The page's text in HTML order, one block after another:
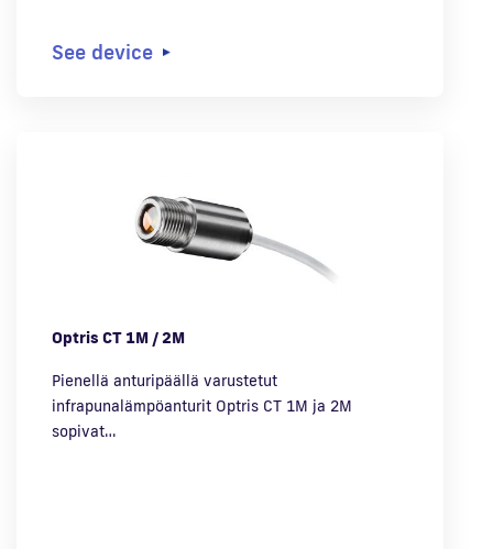
See device
Optris CT 1M / 2M
Pienellä anturipäällä varustetut
infrapunalämpöanturit Optris CT 1M ja 2M
sopivat…